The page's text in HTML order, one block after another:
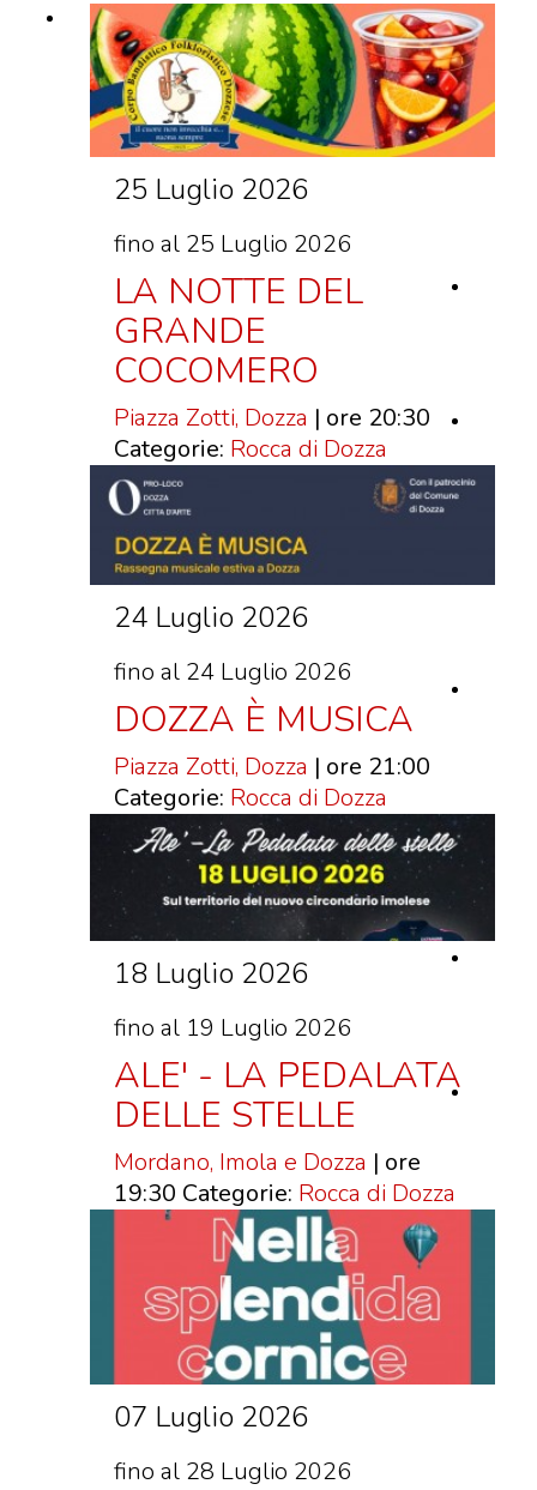
VISITE GUIDATE
LABORATORI
NOLEGGIO SALE E MATRIMONI
BOOKSHOP
ARCHIVIO EVENTI
INFORMAZIONE
UFFICIO TURISTICO DI DOZZA
GEMELLO DIGITALE BORGO
DOVE MANGIARE
ATTRAZIONI
REGIONALE
25 Luglio 2026
fino al 25 Luglio 2026
LA NOTTE DEL
GRANDE
COCOMERO
Piazza Zotti, Dozza | ore 20:30
Categorie: Rocca di Dozza
24 Luglio 2026
fino al 24 Luglio 2026
DOZZA È MUSICA
Piazza Zotti, Dozza | ore 21:00
Categorie: Rocca di Dozza
18 Luglio 2026
fino al 19 Luglio 2026
ALE' - LA PEDALATA
DELLE STELLE
Mordano, Imola e Dozza | ore
19:30 Categorie: Rocca di Dozza
07 Luglio 2026
fino al 28 Luglio 2026